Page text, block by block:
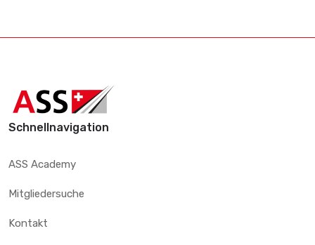
Schnellnavigation
ASS Academy
Mitgliedersuche
Kontakt